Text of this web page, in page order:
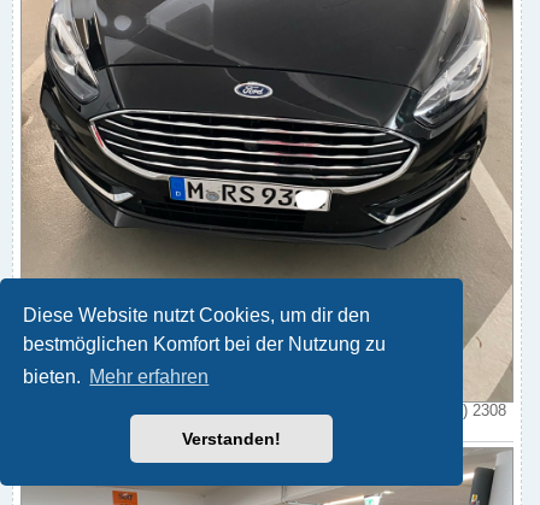
Diese Website nutzt Cookies, um dir den
bestmöglichen Komfort bei der Nutzung zu
bieten. Mehr erfahren
Verstanden!
3FED5A39-FFA8-44A1-99CF-376DC6AA0A0B.jpeg (331.33 KiB) 2308